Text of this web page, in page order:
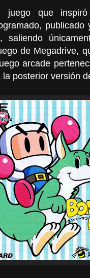
juego que
saliendo
de Megadrive,
arcade
posterior versión